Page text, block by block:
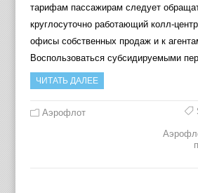
тарифам пассажирам следует
круглосуточно работающий колл-
офисы собственных продаж и к
Воспользоваться субсидируемыми
ЧИТАТЬ ДАЛЕЕ
Аэрофлот